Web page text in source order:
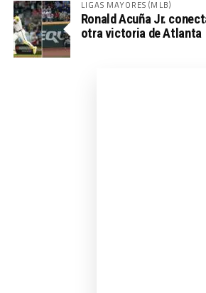
LIGAS MAYORES (MLB)
Ronald Acuña Jr.
otra victoria de Atlanta